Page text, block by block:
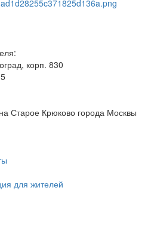
корп. 830
Старое Крюково города Москвы
для жителей